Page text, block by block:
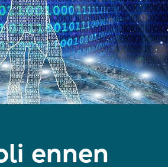
ennen